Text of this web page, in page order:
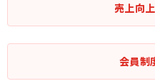
売上向上
会員制